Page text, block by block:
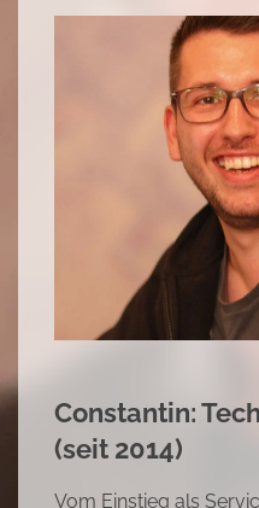
Mariana:
Begonnen als
tätig und heute